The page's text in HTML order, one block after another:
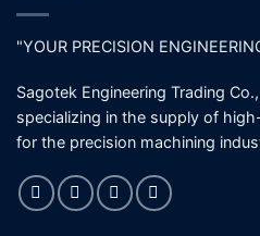
"YOUR PRECISION
Sagotek Engineering Trading
specializing in the supply of
for the precision machining